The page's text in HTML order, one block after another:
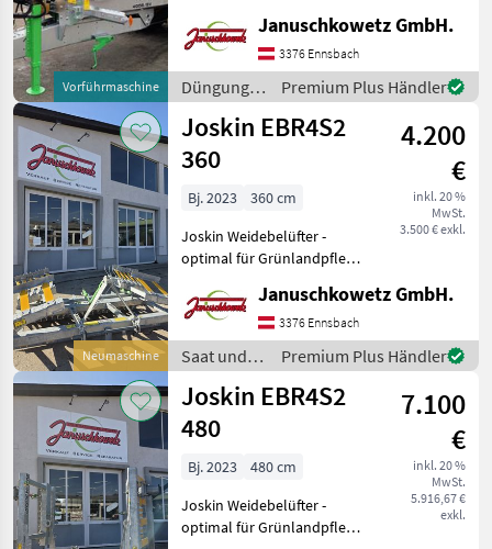
Vorführmaschine
Vorschub
VORFÜHRMASCHINE -
fragen sie uns nach einer
Vorführung ! *** ! auch für
separiert
Januschkowetz GmbH.
3376 Ennsbach
Düngung
und
Beregnung
/ Joskin
Premium Plus Händler
Neumaschine
Joskin EBR4S2
360
4.200
€
inkl. 20 %
MwSt.
3.500 € exkl.
Bj. 2023
360 cm
Joskin Weidebelüfter -
optimal für Grünlandpflege
Einklappen - Nr.: 14164 Preis
gilt für aktuellen Zustand!
Angebot freibleibend,
Irrtümer, Ä
Januschkowetz GmbH.
3376 Ennsbach
Saat und
Pflege /
Joskin
Premium Plus Händler
Joskin EBR4S2
480
7.100
€
inkl. 20 %
MwSt.
5.916,67 €
exkl.
Bj. 2023
480 cm
Joskin Weidebelüfter -
optimal für Grünlandpflege